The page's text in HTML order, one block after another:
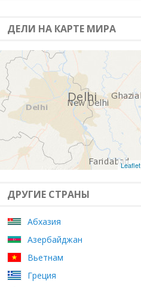
ДЕЛИ НА КАРТЕ МИРА
Leaflet
ДРУГИЕ СТРАНЫ
Абхазия
Азербайджан
Вьетнам
Греция